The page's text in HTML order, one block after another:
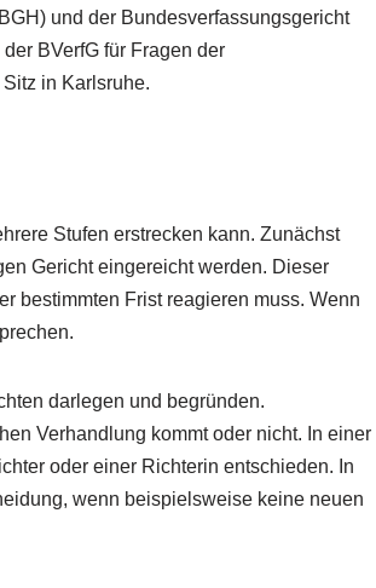
und der Bundesverfassungsgericht
BVerfG für Fragen der
in Karlsruhe.
Stufen erstrecken kann. Zunächst
Gericht eingereicht werden. Dieser
bestimmten Frist reagieren muss. Wenn
darlegen und begründen.
Verhandlung kommt oder nicht. In einer
oder einer Richterin entschieden. In
wenn beispielsweise keine neuen